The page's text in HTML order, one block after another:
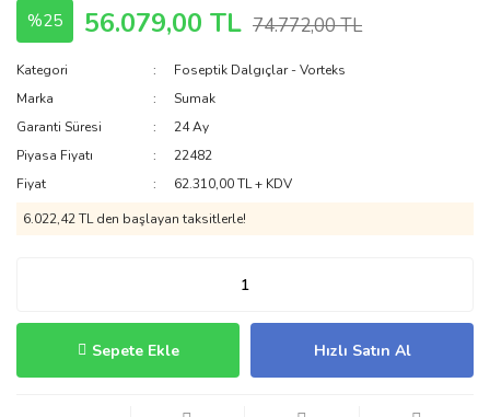
%25 56.079,00 TL 74.772,00 TL
Kategori
Foseptik Dalgıçlar - Vorteks
Marka
Sumak
Garanti Süresi
24 Ay
Piyasa Fiyatı
22482
Fiyat
62.310,00 TL + KDV
6.022,42 TL den başlayan taksitlerle!
Sepete Ekle Hızlı Satın Al